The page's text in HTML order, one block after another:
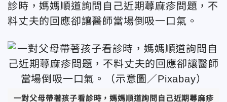
診時，媽媽順道詢問自己近期蕁麻疹問題，不
料丈夫的回應卻讓醫師當場倒吸一口氣。
一對父母帶著孩子看診時，媽媽順道詢問自己近期蕁麻疹